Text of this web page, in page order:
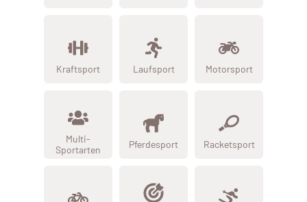
Kraftsport Laufsport Motorsport
Multi-
Sportarten
Pferdesport Racketsport